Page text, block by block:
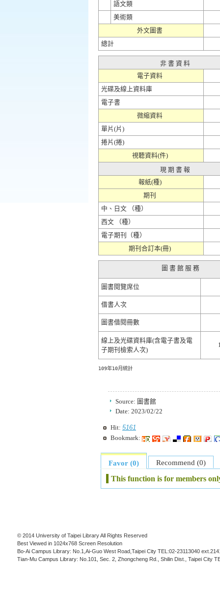
語文類
美術類
外文圖書
總計
非 書 資 料
電子資料
光碟及線上資料庫
電子書
微縮資料
單片 (片)
捲片 (捲)
視聽資料(件)
現 期 書 報
報紙(種)
期刊
中、日文 （種）
西文 （種）
電子期刊（種）
期刊合訂本(冊)
圖 書 館 服 務
圖書閱覽席位
借書人次
圖書借閱冊數
線上及光碟資料庫(含電子書及電
子期刊檢索人次)
109年10月統計
Source: 圖書館
Date: 2023/02/22
Hit: 5161
Bookmark:
Favor (0)
Recommend (0)
This function is for members
© 2014 University of Taipei Library All Rights Reserved
Best Viewed in 1024x768 Screen Resolution
Bo-Ai Campus Library: No.1,Ai-Guo West Road,Taipei City TEL:02-23113040
Tian-Mu Campus Library: No.101, Sec. 2, Zhongcheng Rd., Shilin Dist., Taipei City